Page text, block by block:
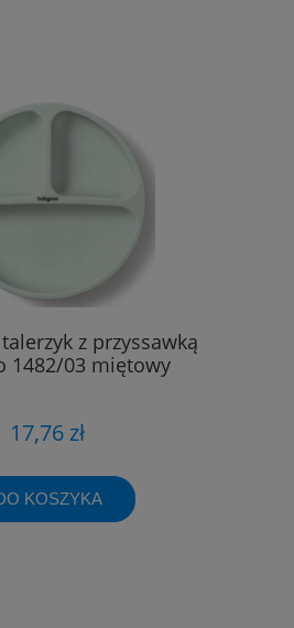
z przyssawką
1482/03 miętowy
17,76 zł
KOSZYKA